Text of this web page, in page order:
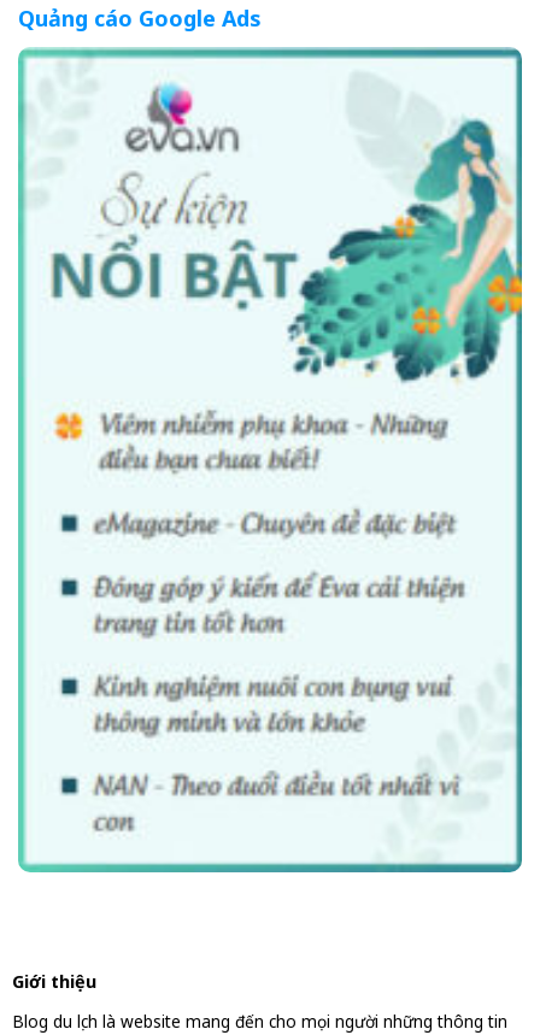
Quảng cáo Google Ads
Giới thiệu
Blog du lịch là website mang đến cho mọi người những thông tin